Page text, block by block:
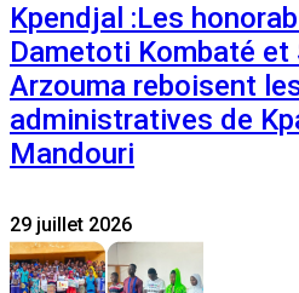
Kpendjal :Les
Dametoti Kombaté et
Arzouma reboisent
administratives de
Mandouri
29 juillet 2026